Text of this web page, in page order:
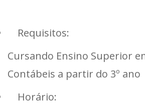
Requisitos:
Cursando Ensino Superior
Contábeis a partir do 3º ano
Horário: